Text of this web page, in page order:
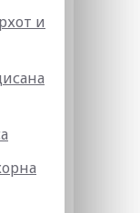
и